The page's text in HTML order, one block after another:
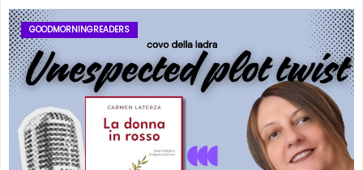
GOODMORNINGREADERS